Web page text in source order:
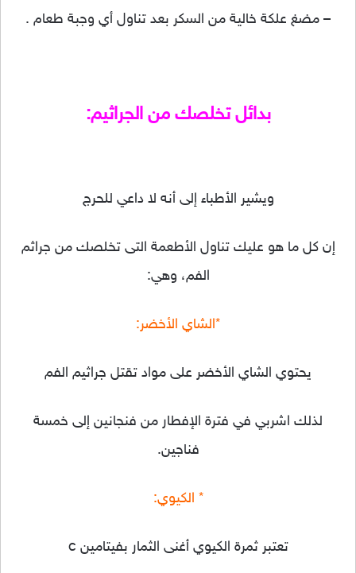
– مضغ علكة خالية من السكر بعد تناول أي وجبة طعام .
بدائل تخلصك من الجراثيم:
ويشير الأطباء إلى أنه لا داعي للحرج
إن كل ما هو عليك تناول الأطعمة التى تخلصك من جراثم
الفم، وهي:
*الشاي الأخضر:
يحتوي الشاي الأخضر على مواد تقتل جراثيم الفم
لذلك اشربي في فترة الإفطار من فنجانين إلى خمسة
فناجين.
* الكيوي:
تعتبر ثمرة الكيوي أغنى الثمار بفيتامين c